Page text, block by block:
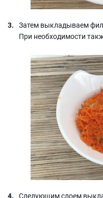
Затем выкладываем
При необходимости
Следующим слоем